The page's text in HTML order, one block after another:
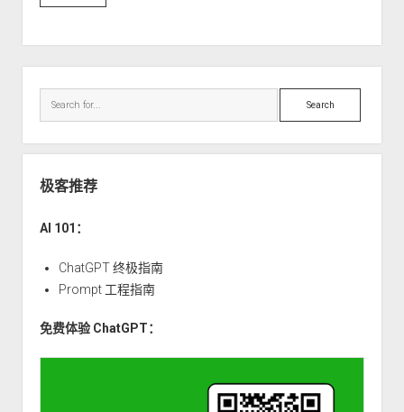
Search
极客推荐
AI 101：
ChatGPT 终极指南
Prompt 工程指南
免费体验 ChatGPT：